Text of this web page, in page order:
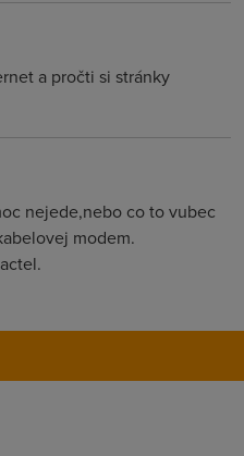
a pročti si stránky
nejede,nebo co to vubec
modem.